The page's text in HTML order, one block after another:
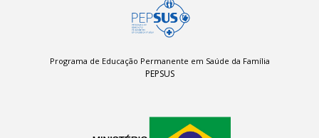
Programa de Educação Permanente em Saúde da Família
PEPSUS